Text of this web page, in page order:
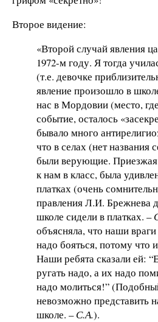
Второе видение:
«Второй случай явления
1972-м году. Я тогда
(т.е. девочке
явление произошло в
нас в Мордовии (место,
событие, осталось
бывало много
что в селах (нет названия
были верующие.
к нам в класс, была
платках (очень
правления Л.И. Брежнева
школе сидели в платках. –
объясняла, что наши
надо бояться, потому
Наши ребята сказали ей:
ругать надо, а их надо
надо молиться!”
невозможно представить
школе. –С.А.).